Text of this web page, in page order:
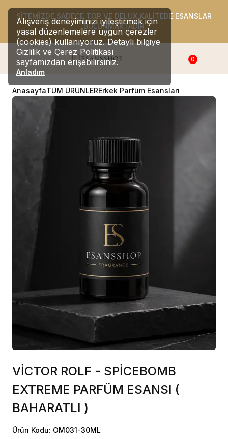
Alışveriş deneyiminizi iyileştirmek için
yasal düzenlemelere uygun çerezler
(cookies) kullanıyoruz. Detaylı bilgiye
Gizlilik ve Çerez Politikası
sayfamızdan erişebilirsiniz.
Anladım
SİTEMİZDE SADECE TOP VE DELUX KALİTEDE ESANSLAR
BULUNMAKTADIR
0
AnasayfaTÜM ÜRÜNLERErkek Parfüm Esansları
VİCTOR ROLF - SPİCEBOMB
EXTREME PARFÜM ESANSI (
BAHARATLI )
Ürün Kodu: OM031-30ML